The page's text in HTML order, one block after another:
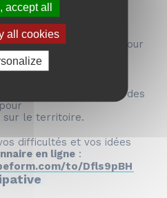
POUR LES
!
Vire élabore un plan pour
à pied et à vélo.
et imaginer des
le territoire.
difficultés et vos idées
en ligne :
to/Dfls9pBH
accept all
all cookies